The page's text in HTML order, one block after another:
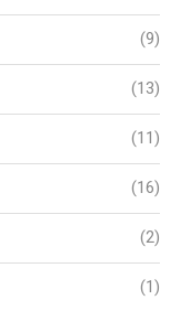
(9)
(13)
(11)
(16)
(2)
(1)